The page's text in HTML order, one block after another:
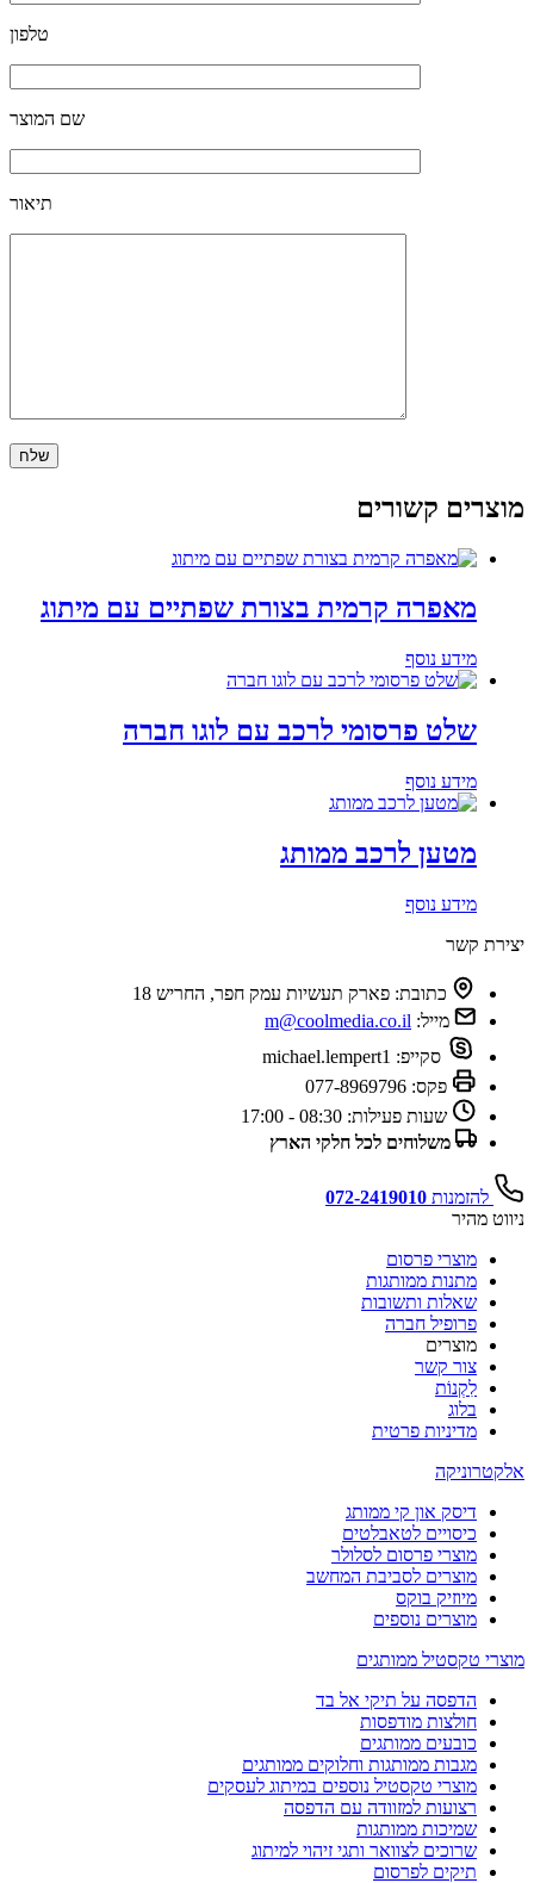
טלפון
שם המוצר
תיאור
מוצרים קשורים
מאפרה קרמית בצורת שפתיים עם מיתוג
מידע נוסף
שלט פרסומי לרכב עם לוגו חברה
מידע נוסף
מטען לרכב ממותג
מידע נוסף
יצירת קשר
כתובת: פארק תעשיות עמק חפר, החריש 18
מייל: m@coolmedia.co.il
סקייפ: michael.lempert1
פקס: 077-8969796
שעות פעילות: 08:30 - 17:00
משלוחים לכל חלקי הארץ
להזמנות 072-2419010
ניווט מהיר
מוצרי פרסום
מתנות ממותגות
שאלות ותשובות
פרופיל חברה
מוצרים
צור קשר
לִקְנוֹת
בלוג
מדיניות פרטית
אלקטרוניקה
דיסק און קי ממותג
כיסויים לטאבלטים
מוצרי פרסום לסלולר
מוצרים לסביבת המחשב
מיוזיק בוקס
מוצרים נוספים
מוצרי טקסטיל ממותגים
הדפסה על תיקי אל בד
חולצות מודפסות
כובעים ממותגים
מגבות ממותגות וחלוקים ממותגים
מוצרי טקסטיל נוספים במיתוג לעסקים
רצועות למזוודה עם הדפסה
שמיכות ממותגות
שרוכים לצוואר ותגי זיהוי למיתוג
תיקים לפרסום